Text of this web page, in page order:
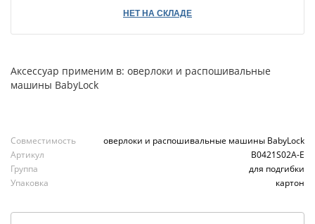
НЕТ НА СКЛАДЕ
Аксессуар применим в: оверлоки и распошивальные
машины BabyLock
Совместимость
оверлоки и распошивальные машины BabyLock
Артикул
B0421S02A-E
Группа
для подгибки
Упаковка
картон